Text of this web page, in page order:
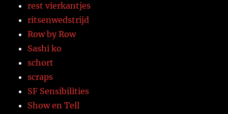
rest vierkantjes
ritsenwedstrijd
Row by Row
Sashi ko
schort
scraps
SF Sensibilities
Show en Tell